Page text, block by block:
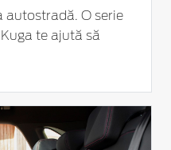
autostradă. O serie
te ajută să